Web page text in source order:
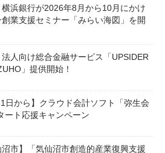
浜銀行が2026年8月から10月にかけ
業支援セミナー「みらい海図」を開
人向け総合金融サービス「UPSIDER
」提供開始！
1日から】クラウド会計ソフト「弥生会
ート応援キャンペーン
沼市】「気仙沼市創造的産業復興支援